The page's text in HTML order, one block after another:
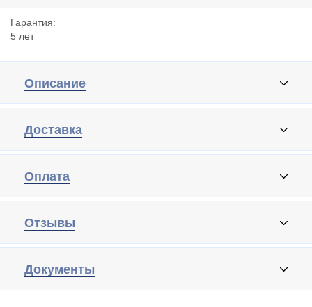
Гарантия:
5 лет
Описание
Доставка
Оплата
Отзывы
Документы